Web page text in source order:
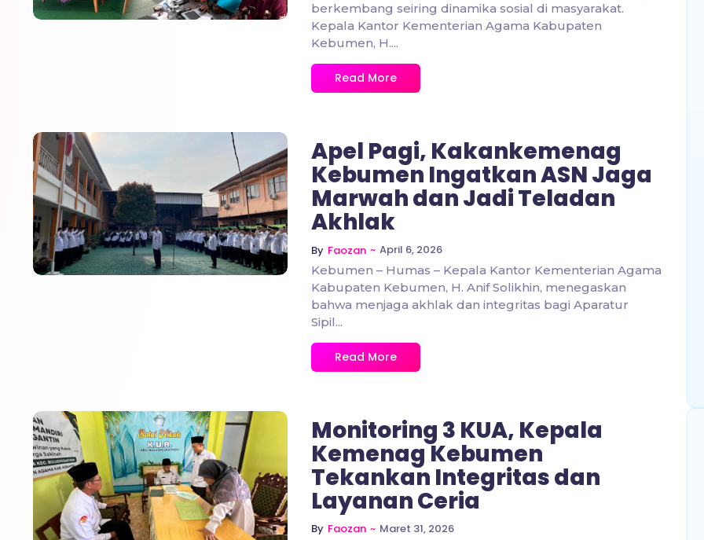
berkembang seiring dinamika sosial di masyarakat.
Kepala Kantor Kementerian Agama Kabupaten
Kebumen, H....
Read More
No Comments
Apel Pagi, Kakankemenag
Kebumen Ingatkan ASN Jaga
Marwah dan Jadi Teladan
Akhlak
By Faozan ~ April 6, 2026
Kebumen – Humas – Kepala Kantor Kementerian Agama
Kabupaten Kebumen, H. Anif Solikhin, menegaskan
bahwa menjaga akhlak dan integritas bagi Aparatur
Sipil...
Read More
No Comments
Monitoring 3 KUA, Kepala
Kemenag Kebumen
Tekankan Integritas dan
Layanan Ceria
By Faozan ~ Maret 31, 2026